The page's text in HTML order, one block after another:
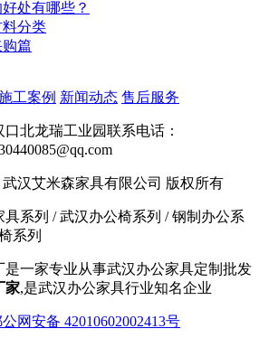
处有哪些？
分类
篇
工案例 新闻动态 售后服务
北龙瑞工业园联系电话：
武汉艾米森家具有限公司 版权所有
系列 / 武汉办公椅系列 / 钢制办公系
系列
一家专业从事武汉办公家具定制批发
家,是武汉办公家具行业知名企业
网安备 42010602002413号